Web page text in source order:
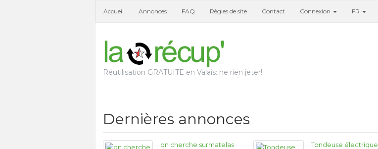
Accueil Annonces FAQ Règles de site Contact Connexion FR
Réutilisation GRATUITE en Valais: ne rien jeter!
Dernières annonces
on cherche surmatelas
Tondeuse électrique